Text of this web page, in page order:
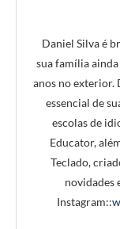
Daniel Silva é
sua família
anos no exterior.
essencial de
escolas de
Educator,
Teclado,
novidades
Instagram::